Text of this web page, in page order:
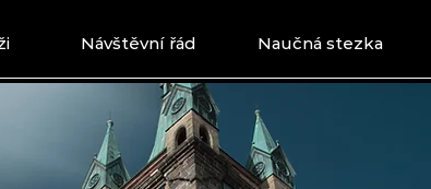
Návštěvní řád Naučná stezka